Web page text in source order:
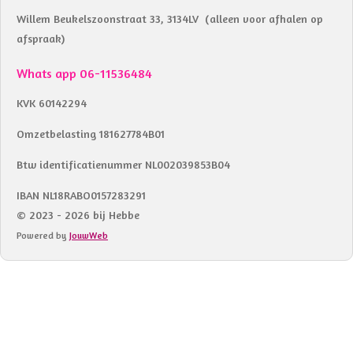
Willem Beukelszoonstraat 33, 3134LV (alleen voor afhalen op
afspraak)
Whats app 06-11536484
KVK 60142294
Omzetbelasting 181627784B01
Btw identificatienummer NL002039853B04
IBAN NL18RABO0157283291
© 2023 - 2026 bij Hebbe
Powered by JouwWeb